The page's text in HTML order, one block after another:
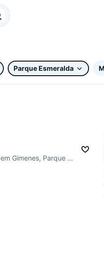
Parque Esmeralda
R. Manoel Faciabem Gimenes, Parque Esmeralda